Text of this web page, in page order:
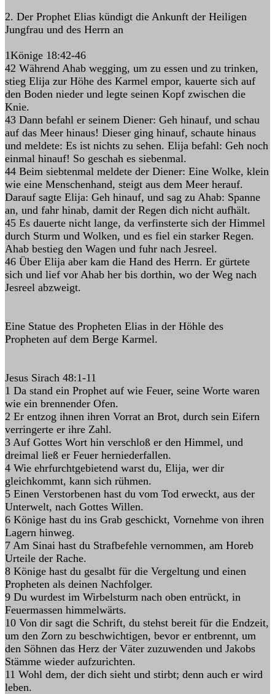
2. Der Prophet Elias kündigt die Ankunft der Heiligen
Jungfrau und des Herrn an
1Könige 18:42-46
42 Während Ahab wegging, um zu essen und zu trinken,
stieg Elija zur Höhe des Karmel empor, kauerte sich auf
den Boden nieder und legte seinen Kopf zwischen die
Knie.
43 Dann befahl er seinem Diener: Geh hinauf, und schau
auf das Meer hinaus! Dieser ging hinauf, schaute hinaus
und meldete: Es ist nichts zu sehen. Elija befahl: Geh noch
einmal hinauf! So geschah es siebenmal.
44 Beim siebtenmal meldete der Diener: Eine Wolke, klein
wie eine Menschenhand, steigt aus dem Meer herauf.
Darauf sagte Elija: Geh hinauf, und sag zu Ahab: Spanne
an, und fahr hinab, damit der Regen dich nicht aufhält.
45 Es dauerte nicht lange, da verfinsterte sich der Himmel
durch Sturm und Wolken, und es fiel ein starker Regen.
Ahab bestieg den Wagen und fuhr nach Jesreel.
46 Über Elija aber kam die Hand des Herrn. Er gürtete
sich und lief vor Ahab her bis dorthin, wo der Weg nach
Jesreel abzweigt.
Eine Statue des Propheten Elias in der Höhle des
Propheten auf dem Berge Karmel.
Jesus Sirach 48:1-11
1 Da stand ein Prophet auf wie Feuer, seine Worte waren
wie ein brennender Ofen.
2 Er entzog ihnen ihren Vorrat an Brot, durch sein Eifern
verringerte er ihre Zahl.
3 Auf Gottes Wort hin verschloß er den Himmel, und
dreimal ließ er Feuer herniederfallen.
4 Wie ehrfurchtgebietend warst du, Elija, wer dir
gleichkommt, kann sich rühmen.
5 Einen Verstorbenen hast du vom Tod erweckt, aus der
Unterwelt, nach Gottes Willen.
6 Könige hast du ins Grab geschickt, Vornehme von ihren
Lagern hinweg.
7 Am Sinai hast du Strafbefehle vernommen, am Horeb
Urteile der Rache.
8 Könige hast du gesalbt für die Vergeltung und einen
Propheten als deinen Nachfolger.
9 Du wurdest im Wirbelsturm nach oben entrückt, in
Feuermassen himmelwärts.
10 Von dir sagt die Schrift, du stehst bereit für die Endzeit,
um den Zorn zu beschwichtigen, bevor er entbrennt, um
den Söhnen das Herz der Väter zuzuwenden und Jakobs
Stämme wieder aufzurichten.
11 Wohl dem, der dich sieht und stirbt; denn auch er wird
leben.